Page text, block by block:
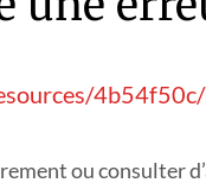
ou consulter